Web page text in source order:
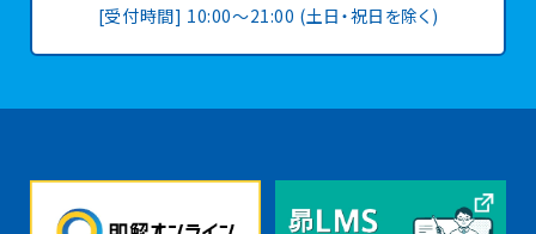
[受付時間] 10:00〜21:00 (土日・祝日を除く)